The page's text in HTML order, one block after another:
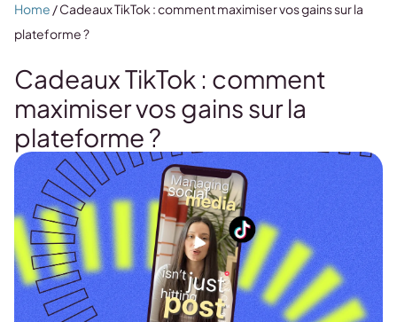
Cadeaux TikTok : comment
maximiser vos gains sur la
plateforme ?
Home /Cadeaux TikTok : comment maximiser vos gains sur la
plateforme ?